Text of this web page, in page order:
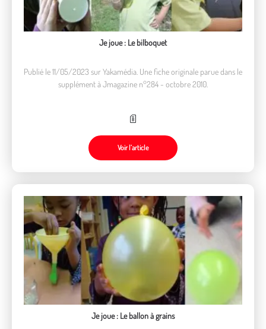
Je joue : Le bilboquet
Publié le 11/05/2023 sur Yakamédia. Une fiche originale parue dans le
supplément à Jmagazine n°284 - octobre 2010.
Voir l’article
Je joue : Le ballon à grains